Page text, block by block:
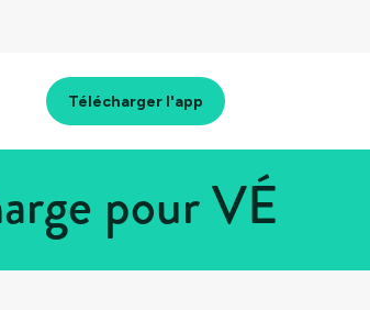
Télécharger l'app
pour VÉ